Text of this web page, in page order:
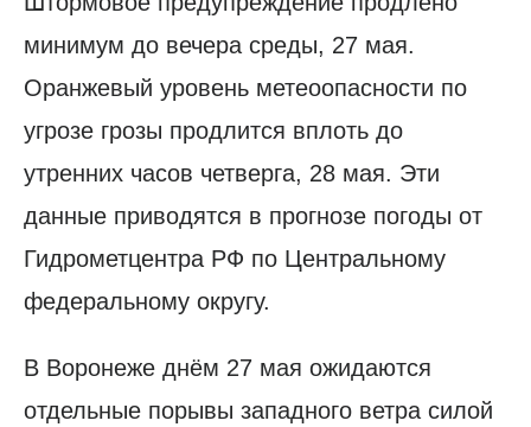
минимум до вечера среды, 27 мая.
Оранжевый уровень метеоопасности по
угрозе грозы продлится вплоть до
утренних часов четверга, 28 мая. Эти
данные приводятся в прогнозе погоды от
Гидрометцентра РФ по Центральному
федеральному округу.
В Воронеже днём 27 мая ожидаются
отдельные порывы западного ветра силой